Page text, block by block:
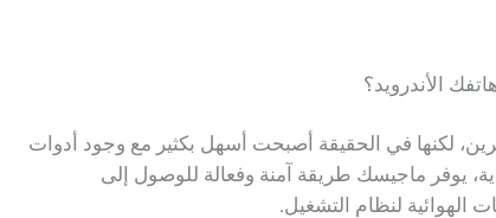
الأندرويد؟
لكنها في الحقيقة أصبحت أسهل بكثير مع وجود أدوات
يوفر ماجيسك طريقة آمنة وفعالة للوصول إلى
الهوائية لنظام التشغيل.